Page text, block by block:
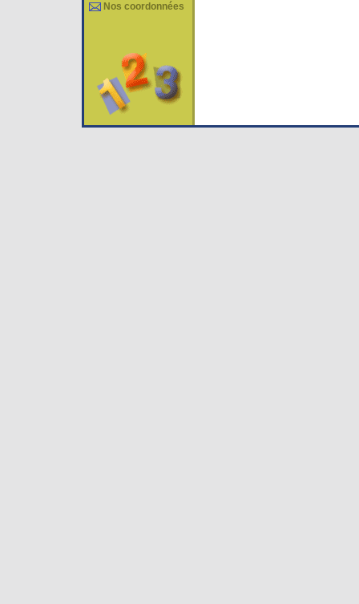
Nos coordonnées